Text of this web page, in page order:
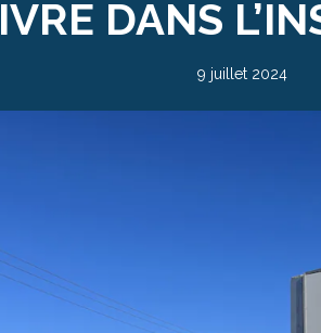
DANS
9 juillet 2024